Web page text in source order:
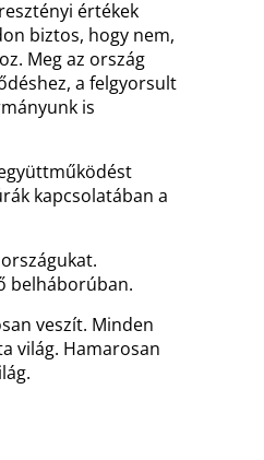
értékek
biztos, hogy nem,
Meg az ország
a felgyorsult
is
kapcsolatában a
belháborúban.
veszít. Minden
világ. Hamarosan